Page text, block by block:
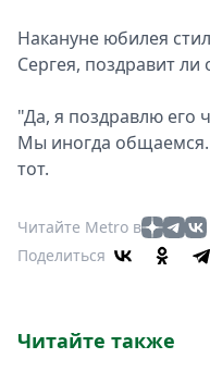
Накануне юбилея
Сергея, поздравит ли
"Да, я поздравлю его
Мы иногда общаемся.
тот.
Читайте Metro в
Поделиться
Читайте также